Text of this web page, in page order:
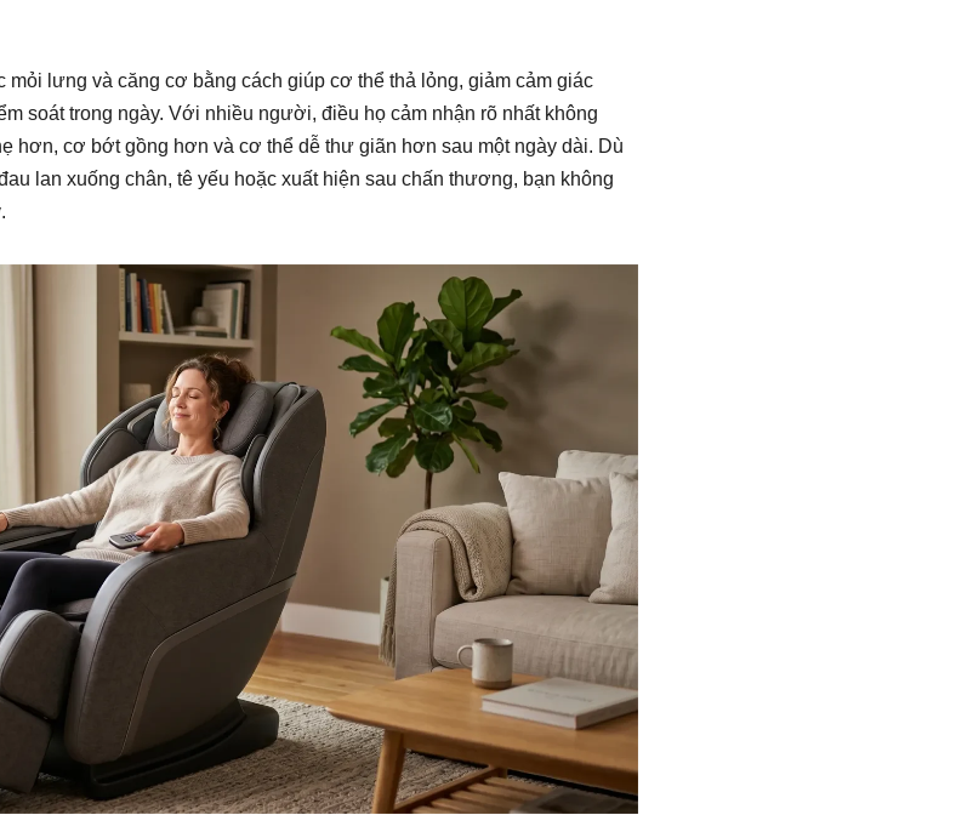
mỏi lưng và căng cơ bằng cách giúp cơ thể thả lỏng, giảm cảm giác
soát trong ngày. Với nhiều người, điều họ cảm nhận rõ nhất không
hơn, cơ bớt gồng hơn và cơ thể dễ thư giãn hơn sau một ngày dài. Dù
lan xuống chân, tê yếu hoặc xuất hiện sau chấn thương, bạn không